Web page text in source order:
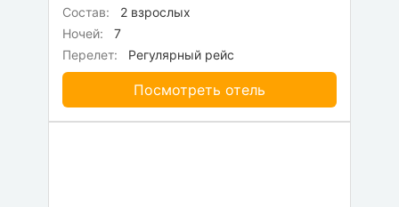
Состав:
2 взрослых
Ночей:
7
Перелет:
Регулярный рейс
Посмотреть отель